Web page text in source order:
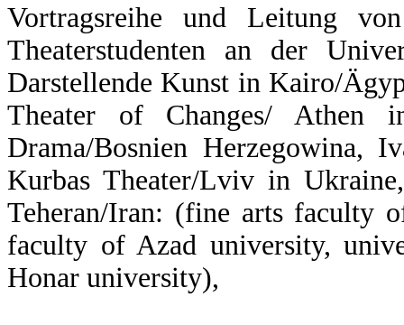
Vortragsreihe und Leitung
Theaterstudenten an der
Darstellende Kunst in Kairo/
Theater of Changes/ Athen
Drama/Bosnien Herzegowina,
Kurbas Theater/Lviv in
Teheran/Iran: (fine arts faculty
faculty of Azad university,
Honar university),